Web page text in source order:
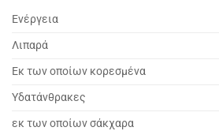
Ενέργεια
Λιπαρά
Εκ των οποίων κορεσμένα
Υδατάνθρακες
εκ των οποίων σάκχαρα